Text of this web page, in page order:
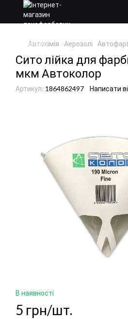
Автохімія Аерозолі
Сито лійка для
мкм Автоколор
Артикул: 1864862497 Написати
В наявності
5 грн/шт.